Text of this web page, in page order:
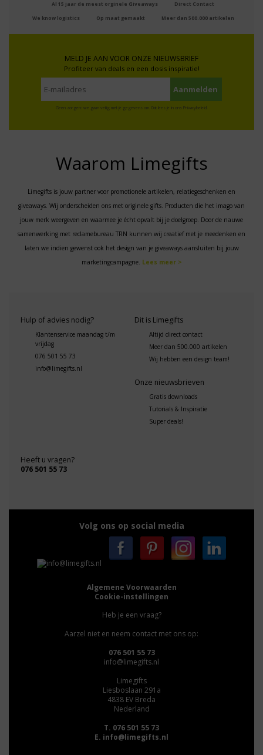
Al 15 jaar de meest orginele Giveaways Direct Contact
We know logistics Op maat gemaakt Meer dan 500.000 artikelen
MELD JE AAN VOOR ONZE NIEUWSBRIEF
Profiteer van deals en een dosis inspiratie!
Geen zorgen: we gaan veilig met je gegevens om. Dat lees je in ons Privacybeleid.
Waarom Limegifts
Limegifts is jouw partner voor promotionele artikelen, relatiegeschenken en
giveaways. Wij onderscheiden ons met originele gifts. Producten die het imago van
jouw merk weergeven en waarmee je écht opvalt bij je doelgroep. Door de nauwe
samenwerking met reclamebureau TRN kunnen wij creatief met je meedenken en
laten we indien gewenst ook het design van je giveaways aansluiten bij jouw
marketingcampagne. Lees meer >
Hulp of advies nodig?
Klantenservice maandag t/m
vrijdag
076 501 55 73
info@limegifts.nl
Dit is Limegifts
Altijd direct contact
Meer dan 500.000 artikelen
Wij hebben een design team!
Onze nieuwsbrieven
Gratis downloads
Tutorials & Inspiratie
Super deals!
Heeft u vragen?
076 501 55 73
Volg ons op social media
Algemene Voorwaarden
Cookie-instellingen
Heb je een vraag?
Aarzel niet en neem contact met ons op:
076 501 55 73
info@limegifts.nl
Limegifts
Liesboslaan 291a
4838 EV Breda
Nederland
T. 076 501 55 73
E. info@limegifts.nl